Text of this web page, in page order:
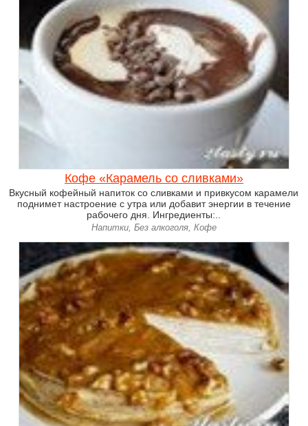
Кофе «Карамель со сливками»
Вкусный кофейный напиток со сливками и привкусом карамели
поднимет настроение с утра или добавит энергии в течение
рабочего дня. Ингредиенты:..
Напитки, Без алкоголя, Кофе